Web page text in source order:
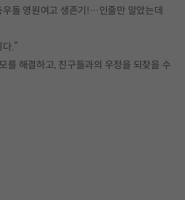
우돌 영원여고 생존기!…인줄만 알았는데
.”
를 해결하고, 친구들과의 우정을 되찾을 수